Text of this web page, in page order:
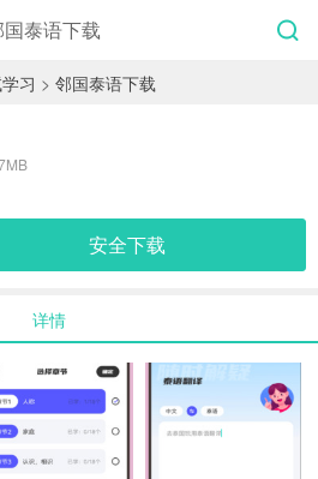
泰语下载
习 > 邻国泰语下载
安全下载
详情